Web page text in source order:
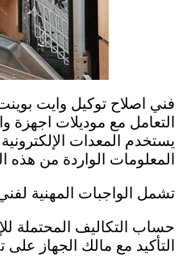
فني اصلاح توكيل وايت
التعامل مع موديلات
يستخدم المعدات
المعلومات الواردة من هذه
تشمل الواجبات المهنية
حساب التكاليف المحتملة
التأكيد مع مالك الجهاز على